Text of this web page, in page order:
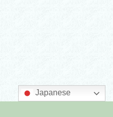
Japanese